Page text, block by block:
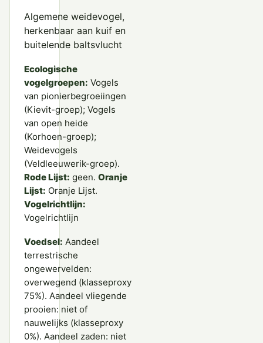
Algemene weidevogel,
herkenbaar aan kuif en
buitelende baltsvlucht
Ecologische
vogelgroepen: Vogels
van pionierbegroeiingen
(Kievit-groep); Vogels
van open heide
(Korhoen-groep);
Weidevogels
(Veldleeuwerik-groep).
Rode Lijst: geen. Oranje
Lijst: Oranje Lijst.
Vogelrichtlijn:
Vogelrichtlijn
Voedsel: Aandeel
terrestrische
ongewervelden:
overwegend (klasseproxy
75%). Aandeel vliegende
prooien: niet of
nauwelijks (klasseproxy
0%). Aandeel zaden: niet